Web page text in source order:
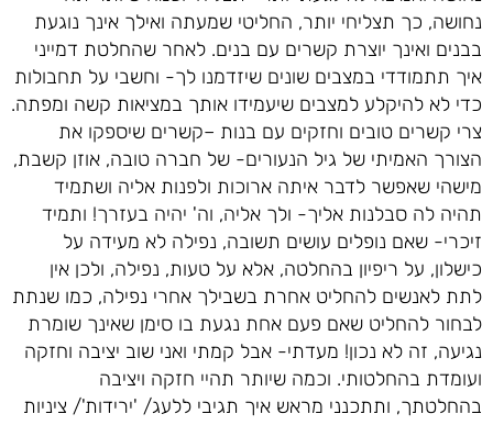
נחושה, כך תצליחי יותר, החליטי שמעתה ואילך אינך נוגעת
בבנים ואינך יוצרת קשרים עם בנים. לאחר שהחלטת דמייני
איך תתמודדי במצבים שונים שיזדמנו לך- וחשבי על תחבולות
כדי לא להיקלע למצבים שיעמידו אותך במציאות קשה ומפתה.
צרי קשרים טובים וחזקים עם בנות –קשרים שיספקו את
הצורך האמיתי של גיל הנעורים- של חברה טובה, אוזן קשבת,
מישהי שאפשר לדבר איתה ארוכות ולפנות אליה ושתמיד
תהיה לה סבלנות אליך- ולך אליה, וה' יהיה בעזרך! ותמיד
זיכרי- שאם נופלים עושים תשובה, נפילה לא מעידה על
כישלון, על ריפיון בהחלטה, אלא על טעות, נפילה, ולכן אין
לתת לאנשים להחליט אחרת בשבילך אחרי נפילה, כמו שנתת
לבחור להחליט שאם פעם אחת נגעת בו סימן שאינך שומרת
נגיעה, זה לא נכון! מעדתי- אבל קמתי ואני שוב יציבה וחזקה
ועומדת בהחלטותי. וכמה שיותר תהיי חזקה ויציבה
בהחלטתך, ותתכנני מראש איך תגיבי ללעג/ 'ירידות'/ ציניות